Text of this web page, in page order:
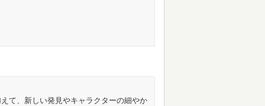
て、新しい発見やキャラクターの細やか